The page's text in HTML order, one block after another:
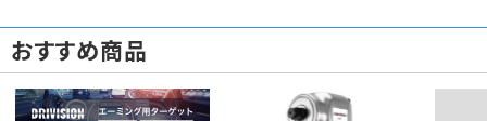
カテゴリから選ぶ
メーカーから選ぶ
おすすめ商品